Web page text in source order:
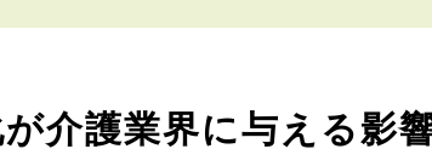
介護業界に与える影